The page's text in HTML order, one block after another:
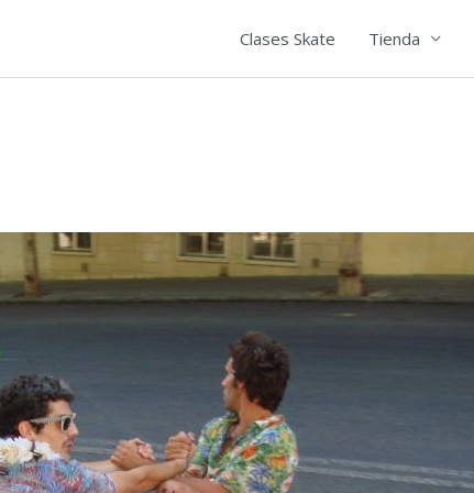
Clases Skate Tienda